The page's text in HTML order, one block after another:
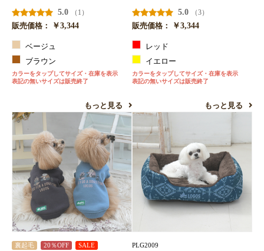
5.0
（1）
販売価格：
￥3,344
ベージュ
ブラウン
カラーをタップしてサイズ・在庫を表示
表記の無いサイズは販売終了
もっと見る
5.0
（3）
販売価格：
￥3,344
レッド
イエロー
カラーをタップしてサイズ・在庫を表示
表記の無いサイズは販売終了
もっと見る
裏起毛 20％OFF SALE PLG2009